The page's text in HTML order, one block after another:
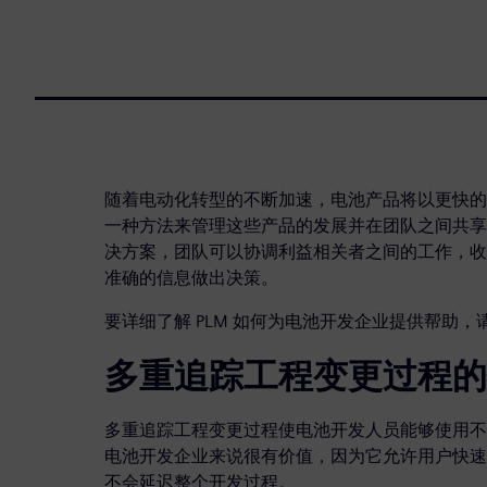
随着电动化转型的不断加速，电池产品将以更快
一种方法来管理这些产品的发展并在团队之间共
决方案，团队可以协调利益相关者之间的工作，
准确的信息做出决策。
要详细了解 PLM 如何为电池开发企业提供帮助，
多重追踪工程变更过程
多重追踪工程变更过程使电池开发人员能够使用
电池开发企业来说很有价值，因为它允许用户快
不会延迟整个开发过程。